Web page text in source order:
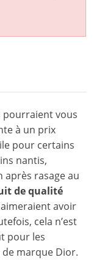
pourraient vous
à un prix
pour certains
nantis,
après rasage au
de qualité
avoir
cela n’est
pour les
marque Dior.